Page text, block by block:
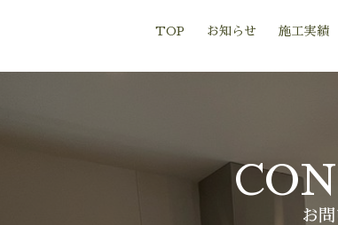
TOP お知らせ 施工実績
お